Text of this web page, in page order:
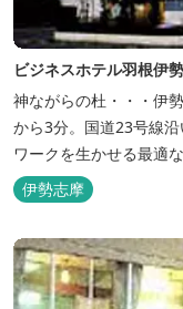
ビジネスホテル羽根伊
神ながらの杜・・・伊
から3分。国道23号線
ワークを生かせる最適
伊勢志摩